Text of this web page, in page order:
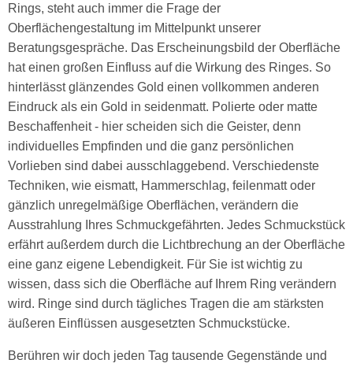
Rings, steht auch immer die Frage der
Oberflächengestaltung im Mittelpunkt unserer
Beratungsgespräche. Das Erscheinungsbild der Oberfläche
hat einen großen Einfluss auf die Wirkung des Ringes. So
hinterlässt glänzendes Gold einen vollkommen anderen
Eindruck als ein Gold in seidenmatt. Polierte oder matte
Beschaffenheit - hier scheiden sich die Geister, denn
individuelles Empfinden und die ganz persönlichen
Vorlieben sind dabei ausschlaggebend. Verschiedenste
Techniken, wie eismatt, Hammerschlag, feilenmatt oder
gänzlich unregelmäßige Oberflächen, verändern die
Ausstrahlung Ihres Schmuckgefährten. Jedes Schmuckstück
erfährt außerdem durch die Lichtbrechung an der Oberfläche
eine ganz eigene Lebendigkeit. Für Sie ist wichtig zu
wissen, dass sich die Oberfläche auf Ihrem Ring verändern
wird. Ringe sind durch tägliches Tragen die am stärksten
äußeren Einflüssen ausgesetzten Schmuckstücke.
Berühren wir doch jeden Tag tausende Gegenstände und